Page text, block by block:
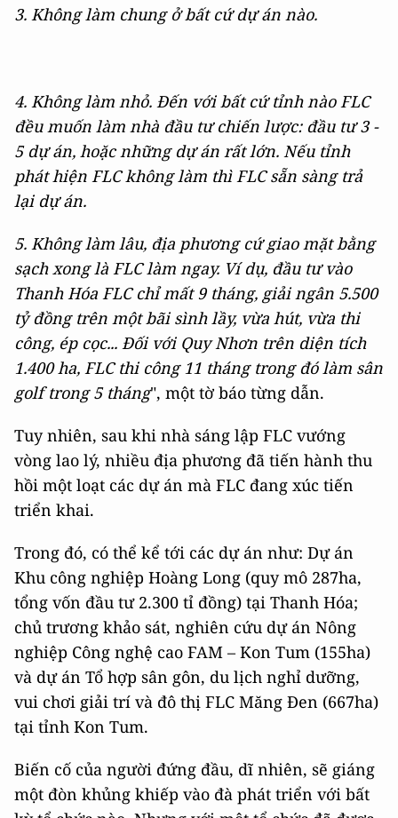
3. Không làm chung ở bất cứ dự án nào.
4. Không làm nhỏ. Đến với bất cứ tỉnh nào FLC
đều muốn làm nhà đầu tư chiến lược: đầu tư 3 -
5 dự án, hoặc những dự án rất lớn. Nếu tỉnh
phát hiện FLC không làm thì FLC sẵn sàng trả
lại dự án.
5. Không làm lâu, địa phương cứ giao mặt bằng
sạch xong là FLC làm ngay. Ví dụ, đầu tư vào
Thanh Hóa FLC chỉ mất 9 tháng, giải ngân 5.500
tỷ đồng trên một bãi sình lầy, vừa hút, vừa thi
công, ép cọc... Đối với Quy Nhơn trên diện tích
1.400 ha, FLC thi công 11 tháng trong đó làm sân
golf trong 5 tháng", một tờ báo từng dẫn.
Tuy nhiên, sau khi nhà sáng lập FLC vướng
vòng lao lý, nhiều địa phương đã tiến hành thu
hồi một loạt các dự án mà FLC đang xúc tiến
triển khai.
Trong đó, có thể kể tới các dự án như: Dự án
Khu công nghiệp Hoàng Long (quy mô 287ha,
tổng vốn đầu tư 2.300 tỉ đồng) tại Thanh Hóa;
chủ trương khảo sát, nghiên cứu dự án Nông
nghiệp Công nghệ cao FAM – Kon Tum (155ha)
và dự án Tổ hợp sân gôn, du lịch nghỉ dưỡng,
vui chơi giải trí và đô thị FLC Măng Đen (667ha)
tại tỉnh Kon Tum.
Biến cố của người đứng đầu, dĩ nhiên, sẽ giáng
một đòn khủng khiếp vào đà phát triển với bất